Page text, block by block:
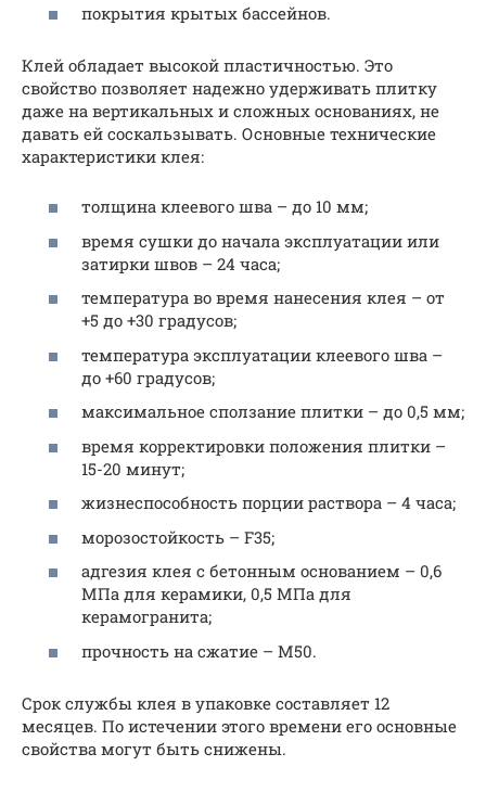
покрытия крытых бассейнов.
Клей обладает высокой пластичностью. Это
свойство позволяет надежно удерживать плитку
даже на вертикальных и сложных основаниях, не
давать ей соскальзывать. Основные технические
характеристики клея:
толщина клеевого шва – до 10 мм;
время сушки до начала эксплуатации или
затирки швов – 24 часа;
температура во время нанесения клея – от
+5 до +30 градусов;
температура эксплуатации клеевого шва –
до +60 градусов;
максимальное сползание плитки – до 0,5 мм;
время корректировки положения плитки –
15-20 минут;
жизнеспособность порции раствора – 4 часа;
морозостойкость – F35;
адгезия клея с бетонным основанием – 0,6
МПа для керамики, 0,5 МПа для
керамогранита;
прочность на сжатие – М50.
Срок службы клея в упаковке составляет 12
месяцев. По истечении этого времени его основные
свойства могут быть снижены.